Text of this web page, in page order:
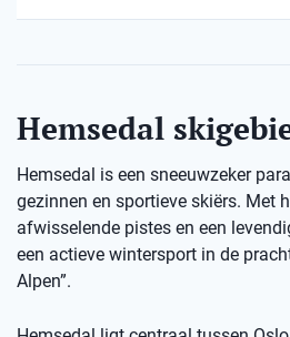
Hemsedal
Hemsedal is een sneeuwzeker
gezinnen en sportieve skiërs. Met
afwisselende pistes en een
een actieve wintersport in de
Alpen”.